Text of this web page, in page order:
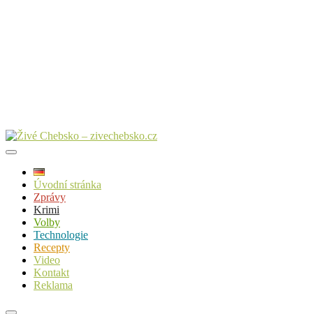
Úvodní stránka
Zprávy
Krimi
Volby
Technologie
Recepty
Video
Kontakt
Reklama